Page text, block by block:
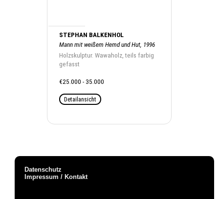
STEPHAN BALKENHOL
Mann mit weißem Hemd und Hut, 1996
Holzskulptur. Wawaholz, teils farbig
gefasst
€25.000 - 35.000
Detailansicht
Datenschutz
Impressum / Kontakt